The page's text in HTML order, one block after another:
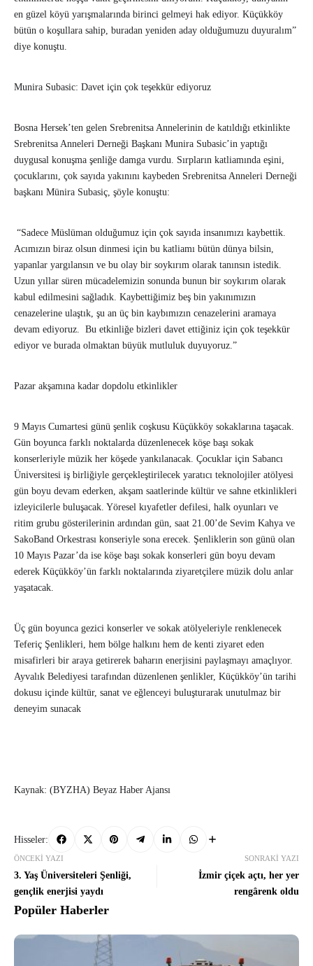
en güzel köyü yarışmalarında birinci gelmeyi hak ediyor. Küçükköy
bütün o koşullara sahip, buradan yeniden aday olduğumuzu duyuralım”
diye konuştu.
Munira Subasic: Davet için çok teşekkür ediyoruz
Bosna Hersek’ten gelen Srebrenitsa Annelerinin de katıldığı etkinlikte
Srebrenitsa Anneleri Derneği Başkanı Munira Subasic’in yaptığı
duygusal konuşma şenliğe damga vurdu. Sırpların katliamında eşini,
çocuklarını, çok sayıda yakınını kaybeden Srebrenitsa Anneleri Derneği
başkanı Münira Subasiç, şöyle konuştu:
“Sadece Müslüman olduğumuz için çok sayıda insanımızı kaybettik.
Acımızın biraz olsun dinmesi için bu katliamı bütün dünya bilsin,
yapanlar yargılansın ve bu olay bir soykırım olarak tanınsın istedik.
Uzun yıllar süren mücadelemizin sonunda bunun bir soykırım olarak
kabul edilmesini sağladık. Kaybettiğimiz beş bin yakınımızın
cenazelerine ulaştık, şu an üç bin kaybımızın cenazelerini aramaya
devam ediyoruz. Bu etkinliğe bizleri davet ettiğiniz için çok teşekkür
ediyor ve burada olmaktan büyük mutluluk duyuyoruz.”
Pazar akşamına kadar dopdolu etkinlikler
9 Mayıs Cumartesi günü şenlik coşkusu Küçükköy sokaklarına taşacak.
Gün boyunca farklı noktalarda düzenlenecek köşe başı sokak
konserleriyle müzik her köşede yankılanacak. Çocuklar için Sabancı
Üniversitesi iş birliğiyle gerçekleştirilecek yaratıcı teknolojiler atölyesi
gün boyu devam ederken, akşam saatlerinde kültür ve sahne etkinlikleri
izleyicilerle buluşacak. Yöresel kıyafetler defilesi, halk oyunları ve
ritim grubu gösterilerinin ardından gün, saat 21.00’de Sevim Kahya ve
SakoBand Orkestrası konseriyle sona erecek. Şenliklerin son günü olan
10 Mayıs Pazar’da ise köşe başı sokak konserleri gün boyu devam
ederek Küçükköy’ün farklı noktalarında ziyaretçilere müzik dolu anlar
yaşatacak.
Üç gün boyunca gezici konserler ve sokak atölyeleriyle renklenecek
Teferiç Şenlikleri, hem bölge halkını hem de kenti ziyaret eden
misafirleri bir araya getirerek baharın enerjisini paylaşmayı amaçlıyor.
Ayvalık Belediyesi tarafından düzenlenen şenlikler, Küçükköy’ün tarihi
dokusu içinde kültür, sanat ve eğlenceyi buluşturarak unutulmaz bir
deneyim sunacak
Kaynak: (BYZHA) Beyaz Haber Ajansı
Hisseler:
ÖNCEKI YAZI
3. Yaş Üniversiteleri Şenliği,
gençlik enerjisi yaydı
SONRAKI YAZI
İzmir çiçek açtı, her yer
rengârenk oldu
Popüler Haberler